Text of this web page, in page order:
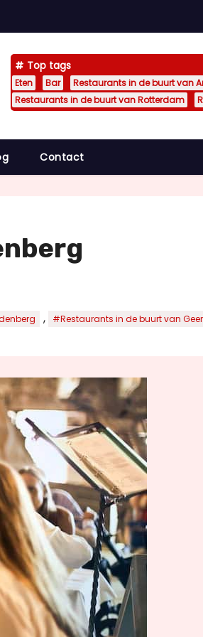
Top tags
Eten Bar Restaurants in de buurt van
Restaurants in de buurt van Rotterdam
Contact
, #Restaurants in de buurt van